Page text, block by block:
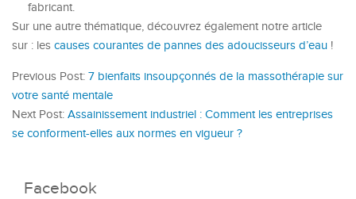
fabricant.
Sur une autre thématique, découvrez également notre article
sur : les causes courantes de pannes des adoucisseurs d’eau !
Previous Post: 7 bienfaits insoupçonnés de la massothérapie sur
votre santé mentale
Next Post: Assainissement industriel : Comment les entreprises
se conforment-elles aux normes en vigueur ?
Facebook